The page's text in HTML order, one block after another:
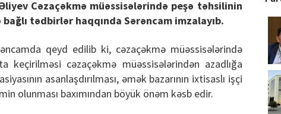
Cəzaçəkmə müəssisələrində peşə təhsilinin
tədbirlər haqqında Sərəncam imzalayıb.
qeyd edilib ki, cəzaçəkmə müəssisələrində
keçirilməsi cəzaçəkmə müəssisələrindən azadlığa
asanlaşdırılması, əmək bazarının ixtisaslı işçi
olunması baxımından böyük önəm kəsb edir.